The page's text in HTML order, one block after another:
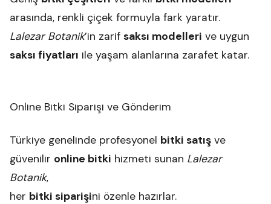
arasında, renkli çiçek formuyla fark yaratır.
Lalezar Botanik’in zarif saksı modelleri ve uygun
saksı fiyatları ile yaşam alanlarına zarafet katar.
Online Bitki Siparişi ve Gönderim
Türkiye genelinde profesyonel bitki satış ve
güvenilir online bitki hizmeti sunan Lalezar
Botanik,
her bitki siparişini özenle hazırlar.